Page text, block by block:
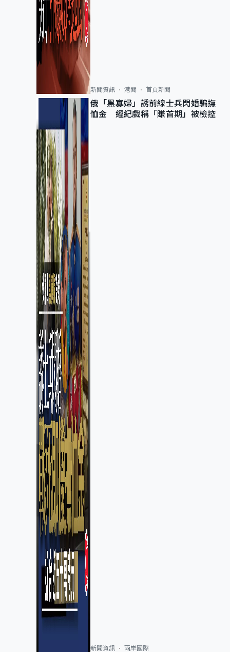
新聞資訊 港聞 首頁新聞
俄「黑寡婦」誘前線士兵閃婚騙撫
恤金 經紀戲稱「賺首期」被檢控
新聞資訊 兩岸國際